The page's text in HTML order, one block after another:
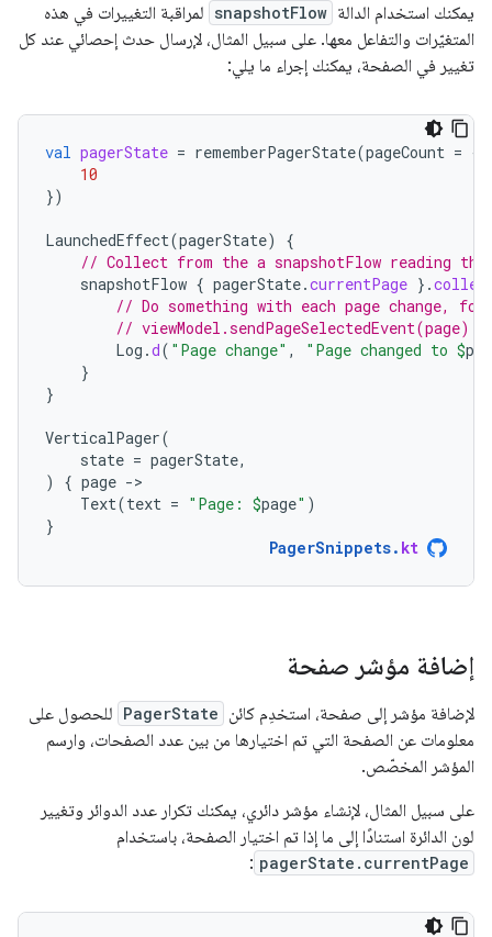
يمكنك استخدام الدالة snapshotFlow لمراقبة التغييرات في هذه
المتغيّرات والتفاعل معها. على سبيل المثال، لإرسال حدث إحصائي عند كل
تغيير في الصفحة، يمكنك إجراء ما يلي:
val pagerState = rememberPagerState(pageCount = {
10
})
LaunchedEffect(pagerState)
{
// Collect from the a snapshotFlow reading the
snapshotFlow { pagerState.currentPage }.
// Do something with each page change, for
// viewModel.sendPageSelectedEvent(page)
Log .d( "Page change" , "Page changed to $
}
}
VerticalPager(
state = pagerState,
)
{ page -
Text(text = "Page: $page" )
}
PagerSnippets. kt
إضافة مؤشر صفحة
لإضافة مؤشر إلى صفحة، استخدِم كائن PagerState للحصول على
معلومات عن الصفحة التي تم اختيارها من بين عدد الصفحات، وارسم
المؤشر المخصّص.
على سبيل المثال، لإنشاء مؤشر دائري، يمكنك تكرار عدد الدوائر وتغيير
لون الدائرة استنادًا إلى ما إذا تم اختيار الصفحة، باستخدام
pagerState.currentPage
: